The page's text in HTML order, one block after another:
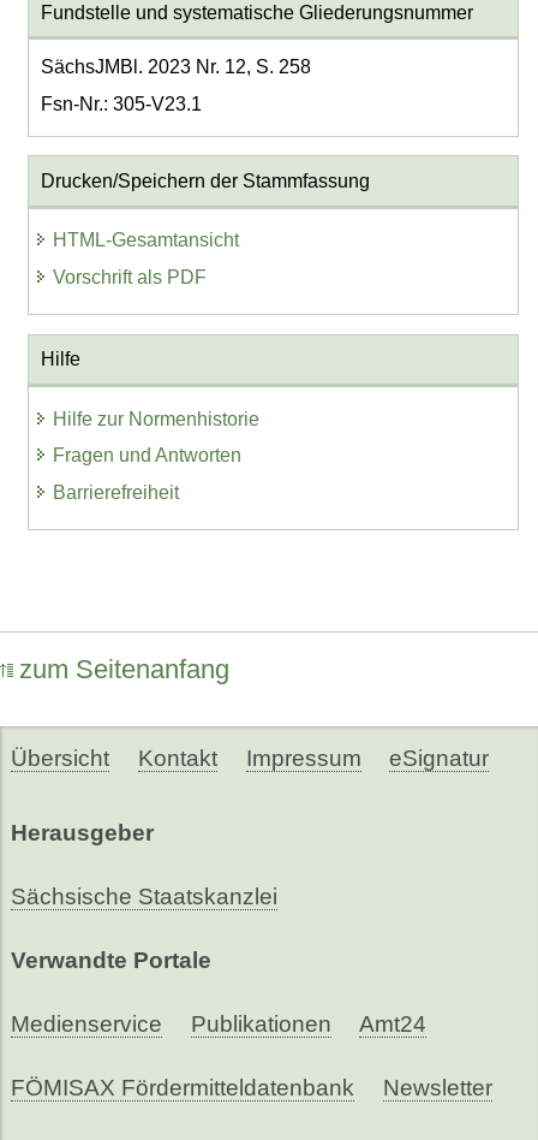
Fundstelle und systematische Gliederungsnummer
SächsJMBl. 2023 Nr. 12, S. 258
Fsn-Nr.: 305-V23.1
Drucken/Speichern der Stammfassung
HTML-Gesamtansicht
Vorschrift als PDF
Hilfe
Hilfe zur Normenhistorie
Fragen und Antworten
Barrierefreiheit
zum Seitenanfang
Übersicht Kontakt Impressum eSignatur
Herausgeber
Sächsische Staatskanzlei
Verwandte Portale
Medienservice Publikationen Amt24
FÖMISAX Fördermitteldatenbank Newsletter